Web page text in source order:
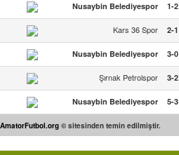
Nusaybin Belediyespor 1-2
Kars 36 Spor 2-1
Nusaybin Belediyespor 3-0
Şırnak Petrolspor 3-2
Nusaybin Belediyespor 5-3
AmatorFutbol.org © sitesinden temin edilmiştir.